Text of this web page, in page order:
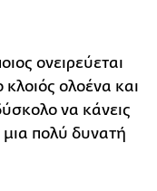
ονειρεύεται
ολοένα και
να κάνεις
πολύ δυνατή